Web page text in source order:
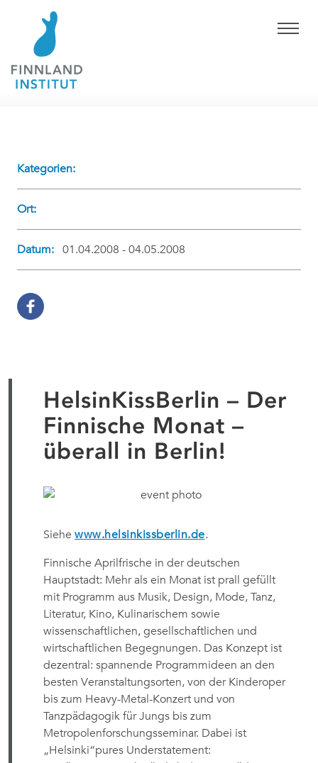
Kategorien:
Ort:
Datum: 01.04.2008 - 04.05.2008
HelsinKissBerlin – Der
Finnische Monat –
überall in Berlin!
Siehe www.helsinkissberlin.de.
Finnische Aprilfrische in der deutschen
Hauptstadt: Mehr als ein Monat ist prall gefüllt
mit Programm aus Musik, Design, Mode, Tanz,
Literatur, Kino, Kulinarischem sowie
wissenschaftlichen, gesellschaftlichen und
wirtschaftlichen Begegnungen. Das Konzept ist
dezentral: spannende Programmideen an den
besten Veranstaltungsorten, von der Kinderoper
bis zum Heavy-Metal-Konzert und von
Tanzpädagogik für Jungs bis zum
Metropolenforschungsseminar. Dabei ist
„Helsinki“pures Understatement: